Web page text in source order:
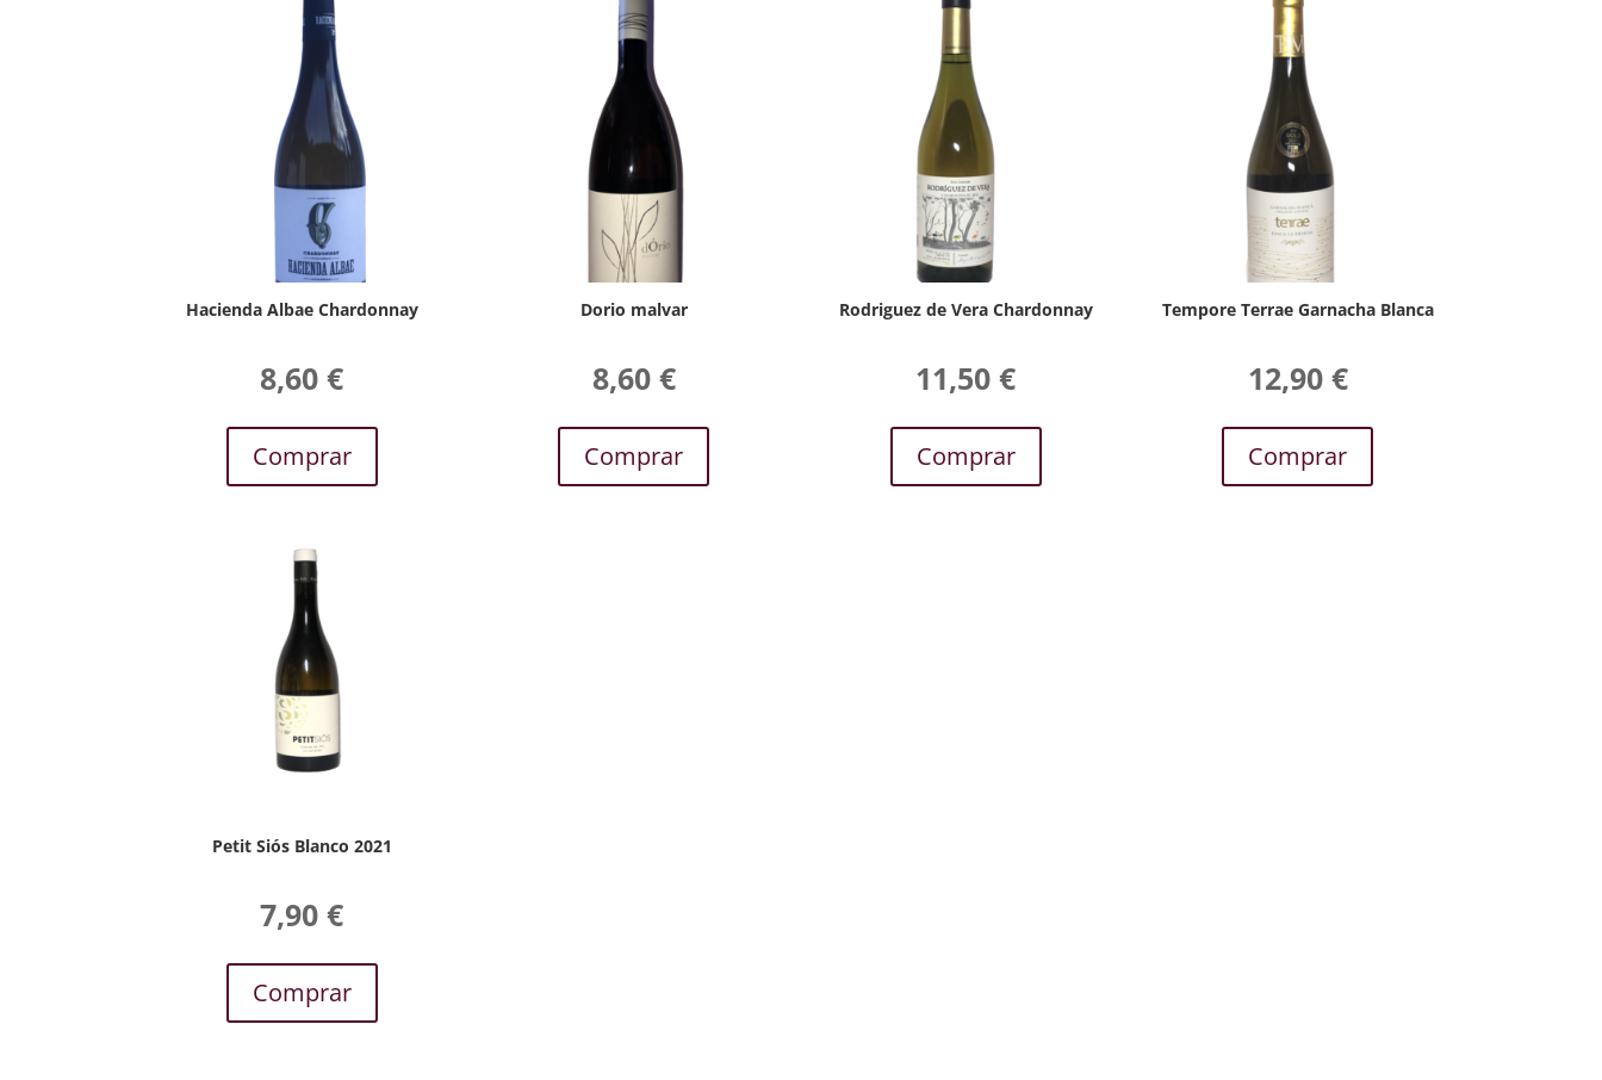
Hacienda Albae Chardonnay
8,60€
Comprar
Dorio malvar
8,60 €
Comprar
Rodriguez de Vera Chardonnay
11,50€
Comprar
Tempore Terrae Garnacha Blanca
12,90 €
Comprar
Petit Siós Blanco 2021
7,90€
Comprar